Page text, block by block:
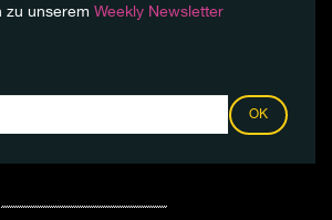
zu unserem Weekly Newsletter
OK